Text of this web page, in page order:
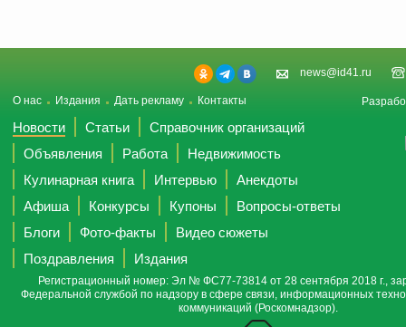
news@id41.ru
О нас Издания Дать рекламу Контакты
Новости Статьи
Справочник организаций
Объявления
Работа
Недвижимость
Кулинарная книга
Интервью
Анекдоты
Афиша
Конкурсы Купоны
Вопросы-ответы
Блоги
Фото-факты
Видео сюжеты
Поздравления
Издания
Регистрационный номер: Эл № ФС77-73814 от 28 сентября 2018 г.,
Федеральной службой по надзору в сфере связи, информационных
коммуникаций (Роскомнадзор).